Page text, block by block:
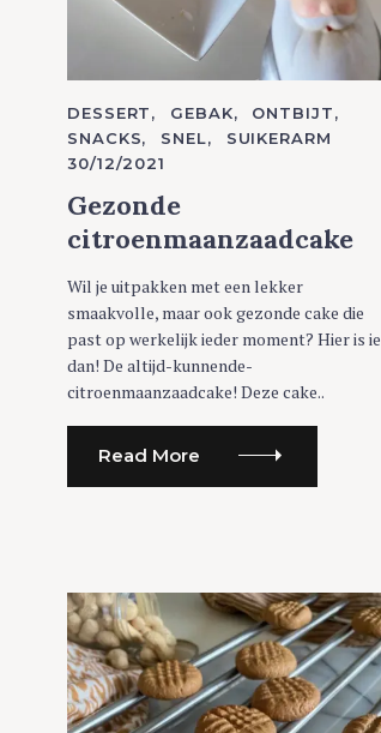
C
A
T
E
O
R
E
DESSERT GEBAK
ONTBIJT
SNACKS
SNEL
SUIKERARM
30/12/2021
Gezonde
citroenmaanzaadcake
Wil je uitpakken met een lekker
smaakvolle, maar ook gezonde cake die
past op werkelijk ieder moment? Hier is ie
dan! De altijd-kunnende-
citroenmaanzaadcake! Deze cake..
Read More